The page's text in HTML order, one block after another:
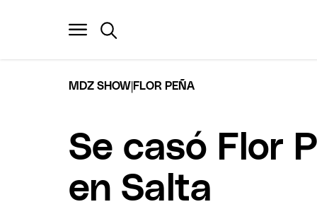
MDZ SHOW FLOR PEÑA
Se casó Flor
en Salta